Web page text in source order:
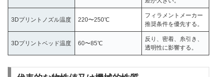
3Dプリントノズル温度 220〜250℃
フィラメントメーカー
推奨条件を優先する。
3Dプリントベッド温度 60〜85℃
反り、密着、糸引き、
透明性に影響する。